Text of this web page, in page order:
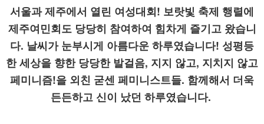
서울과 제주에서 열린 여성대회! 보랏빛 축제 행렬에
제주여민회도 당당히 참여하여 힘차게 즐기고 왔습니
다. 날씨가 눈부시게 아름다운 하루였습니다! 성평등
한 세상을 향한 당당한 발걸음, 지지 않고, 지치지 않고
페미니즘!을 외친 굳센 페미니스트들. 함께해서 더욱
든든하고 신이 났던 하루였습니다.